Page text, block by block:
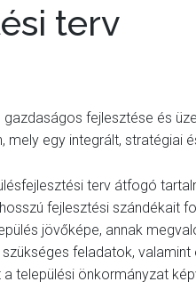
terv
fejlesztése és
mely egy integrált, stratégiai
terv átfogó
fejlesztési szándékait
jövőképe, annak
feladatok,
települési önkormányzat